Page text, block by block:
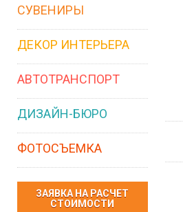
СУВЕНИРЫ
ДЕКОР ИНТЕРЬЕРА
АВТОТРАНСПОРТ
ДИЗАЙН-БЮРО
ФОТОСЪЕМКА
ЗАЯВКА НА РАСЧЕТ
СТОИМОСТИ